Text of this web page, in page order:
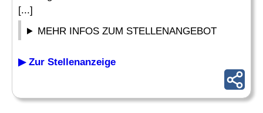
[...]
MEHR INFOS ZUM STELLENANGEBOT
▶ Zur Stellenanzeige